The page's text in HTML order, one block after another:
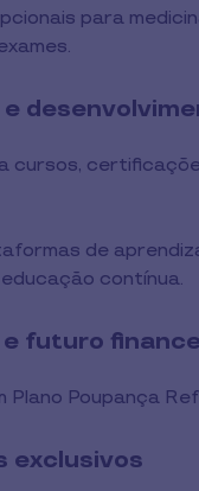
para
cursos,
de
contínua.
e futuro
Plano Poupança
exclusivos